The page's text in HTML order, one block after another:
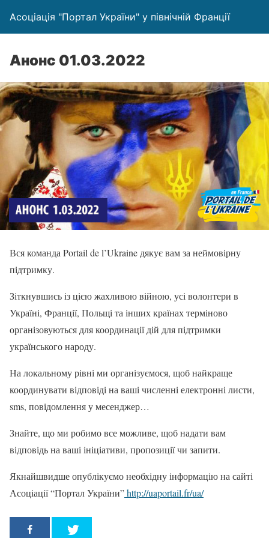
Асоціація "Портал України" у північній Франції
Анонс 01.03.2022
Вся команда Portail de l’Ukraine дякує вам за неймовірну
підтримку.
Зіткнувшись із цією жахливою війною, усі волонтери в
Україні, Франції, Польщі та інших країнах терміново
організовуються для координації дій для підтримки
українського народу.
На локальному рівні ми організуємося, щоб найкраще
координувати відповіді на ваші численні електронні листи,
sms, повідомлення у месенджер…
Знайте, що ми робимо все можливе, щоб надати вам
відповідь на ваші ініціативи, пропозиції чи запити.
Якнайшвидше опублікуємо необхідну інформацію на сайті
Асоціації “Портал України”http://uaportail.fr/ua/